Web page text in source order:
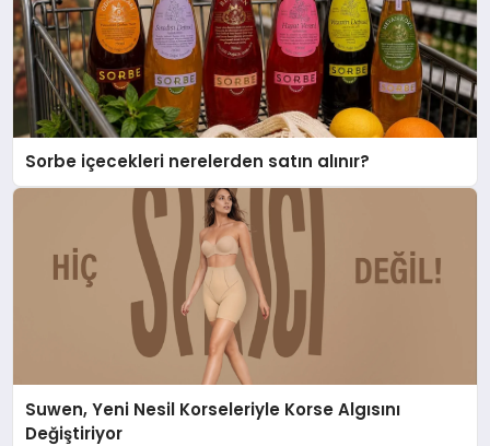
Sorbe içecekleri nerelerden satın alınır?
Suwen, Yeni Nesil Korseleriyle Korse Algısını
Değiştiriyor